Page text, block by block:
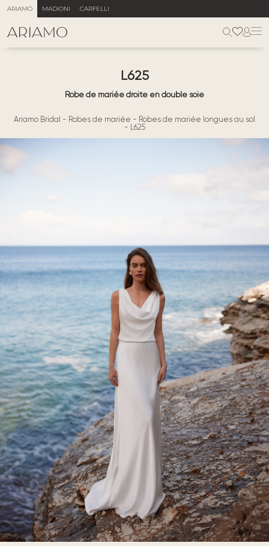
ARIAMO MADIONI CARFELLI
L625
Robe de mariée droite en double soie
Ariamo Bridal - Robes de mariée - Robes de mariée longues au sol
- L625